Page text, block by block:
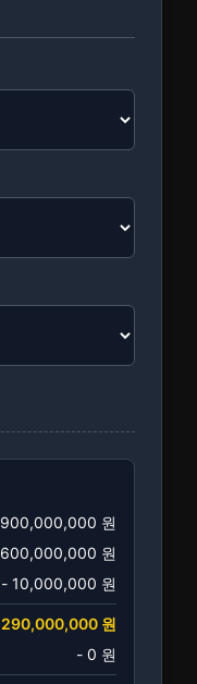
900,000,000 원
600,000,000 원
- 10,000,000 원
290,000,000 원
- 0 원